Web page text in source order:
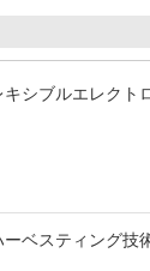
シブルエレクト
ベスティング技